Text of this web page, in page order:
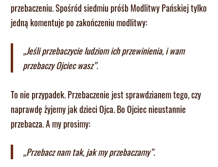
przebaczeniu. Spośród siedmiu próśb Modlitwy Pańskiej tylko
jedną komentuje po zakończeniu modlitwy:
„Jeśli przebaczycie ludziom ich przewinienia, i wam
przebaczy Ojciec wasz”.
To nie przypadek. Przebaczenie jest sprawdzianem tego, czy
naprawdę żyjemy jak dzieci Ojca. Bo Ojciec nieustannie
przebacza. A my prosimy:
„Przebacz nam tak, jak my przebaczamy”.